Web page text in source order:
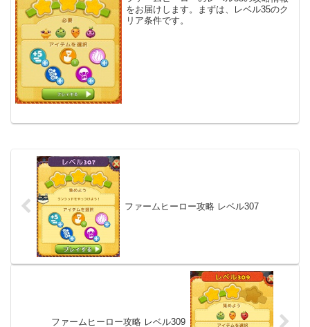
をお届けします。まずは、レベル35のク
リア条件です。
ファームヒーロー攻略 レベル307
ファームヒーロー攻略 レベル309